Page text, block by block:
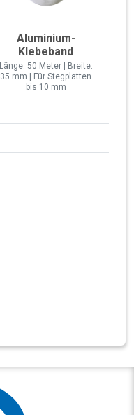
Aluminium-
Klebeband
Länge: 50 Meter | Breite:
35 mm | Für Stegplatten
bis 10 mm